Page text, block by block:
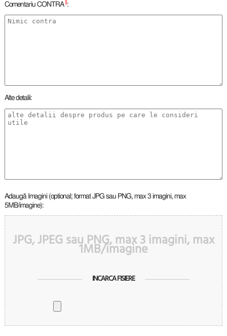
Comentariu CONTRA :
Alte detalii:
Adaugă Imagini (optional; format JPG sau PNG, max 3 imagini, max
5MB/imagine):
JPG, JPEG sau PNG, max 3 imagini, max
1MB/imagine
INCARCA FISIERE